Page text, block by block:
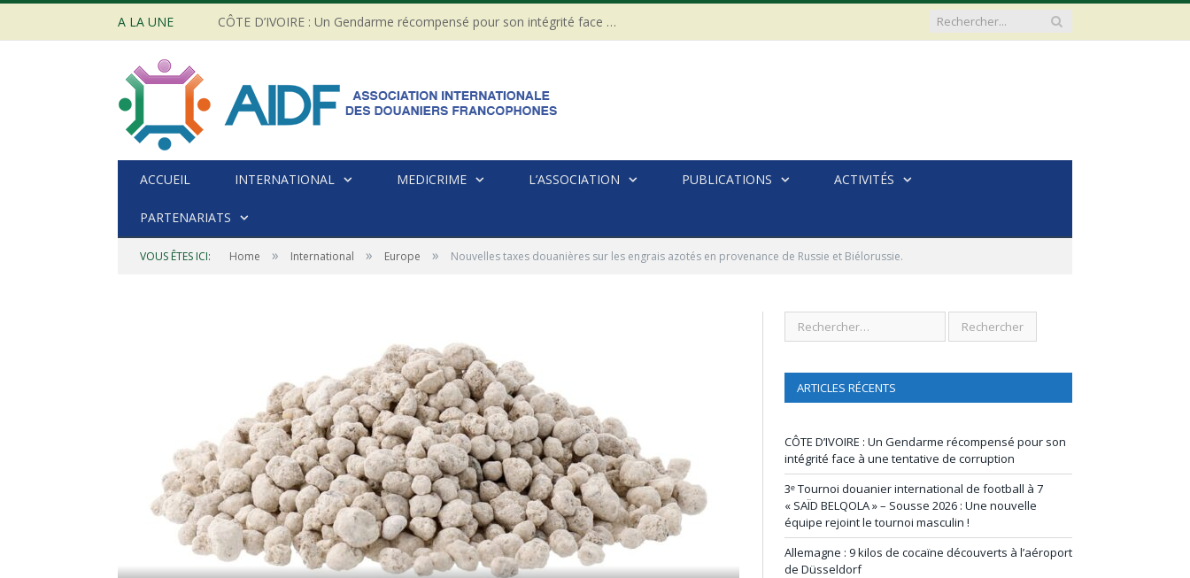
A LA UNE CÔTE D’IVOIRE : Un Gendarme récompensé pour son intégrité face à une tentative de corruption
ACCUEIL INTERNATIONAL MEDICRIME L’ASSOCIATION PUBLICATIONS ACTIVITÉS
PARTENARIATS
VOUS ÊTES ICI: Home » International » Europe » Nouvelles taxes douanières sur les engrais azotés en provenance de Russie et Biélorussie.
ARTICLES RÉCENTS
CÔTE D’IVOIRE : Un Gendarme récompensé pour son
intégrité face à une tentative de corruption
3ᵉ Tournoi douanier international de football à 7
« SAÏD BELQOLA » – Sousse 2026 : Une nouvelle
équipe rejoint le tournoi masculin !
Allemagne : 9 kilos de cocaïne découverts à l’aéroport
de Düsseldorf